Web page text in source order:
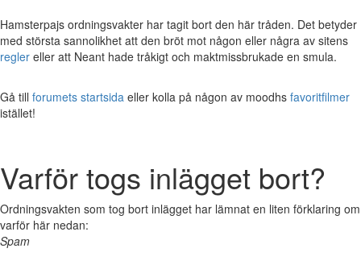
Hamsterpajs ordningsvakter har tagit bort den här tråden. Det betyder
med största sannolikhet att den bröt mot någon eller några av sitens
regler eller att Neant hade tråkigt och maktmissbrukade en smula.
Gå till forumets startsida eller kolla på någon av moodhs favoritfilmer
istället!
Varför togs inlägget bort?
Ordningsvakten som tog bort inlägget har lämnat en liten förklaring om
varför här nedan:
Spam